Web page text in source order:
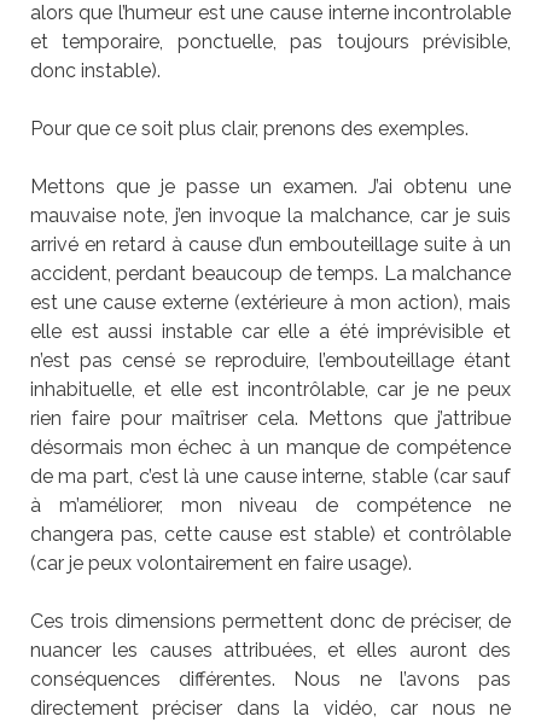
alors que l’humeur est une cause interne incontrolable
et temporaire, ponctuelle, pas toujours prévisible,
donc instable).
Pour que ce soit plus clair, prenons des exemples.
Mettons que je passe un examen. J’ai obtenu une
mauvaise note, j’en invoque la malchance, car je suis
arrivé en retard à cause d’un embouteillage suite à un
accident, perdant beaucoup de temps. La malchance
est une cause externe (extérieure à mon action), mais
elle est aussi instable car elle a été imprévisible et
n’est pas censé se reproduire, l’embouteillage étant
inhabituelle, et elle est incontrôlable, car je ne peux
rien faire pour maîtriser cela. Mettons que j’attribue
désormais mon échec à un manque de compétence
de ma part, c’est là une cause interne, stable (car sauf
à m’améliorer, mon niveau de compétence ne
changera pas, cette cause est stable) et contrôlable
(car je peux volontairement en faire usage).
Ces trois dimensions permettent donc de préciser, de
nuancer les causes attribuées, et elles auront des
conséquences différentes. Nous ne l’avons pas
directement préciser dans la vidéo, car nous ne